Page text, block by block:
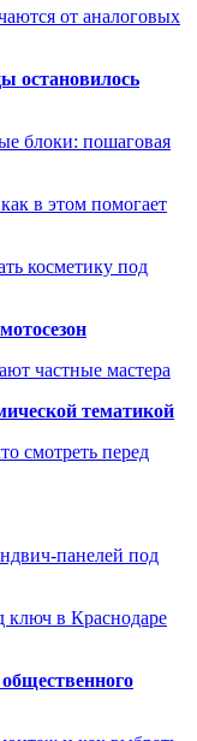
от аналоговых
остановилось
блоки: пошаговая
в этом помогает
косметику под
частные мастера
тематикой
смотреть перед
панелей под
ключ в Краснодаре